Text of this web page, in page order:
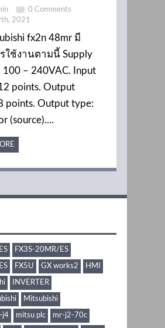
0 Comments
2021
fx2n 48mr มี
ใช้งานตามนี้ Supply
100 – 240VAC. Input
points. Output
points. Output type:
(source)....
FX3S-20MR/ES
FX5U GX works2 HMI
INVERTER
Mitsubishi
j4 mitsu plc mr-j2-70c